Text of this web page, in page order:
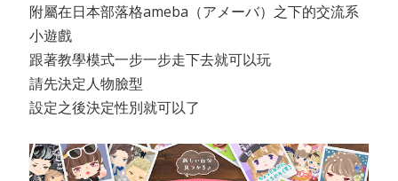
附屬在日本部落格ameba（アメーバ）之下的交流系
小遊戲
跟著教學模式一步一步走下去就可以玩
請先決定人物臉型
設定之後決定性別就可以了